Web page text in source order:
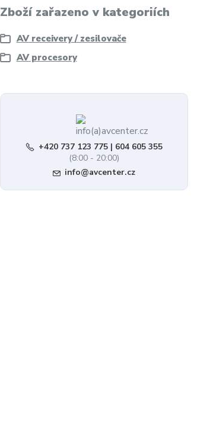
Zboží zařazeno v kategoriích
AV receivery / zesilovače
AV procesory
+420 737 123 775 | 604 605 355
(8:00 - 20:00)
info@avcenter.cz